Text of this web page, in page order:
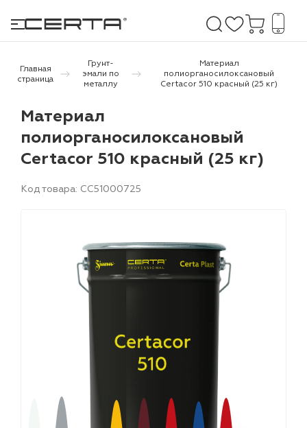
и дачи
бетону,
и эмали
Главная
страница
Грунт-
эмали по
металлу
Материал
полиорганосилоксановый
Certacor 510 красный (25 кг)
Материал
полиорганосилоксановый
Certacor 510 красный (25 кг)
Код товара: CC51000725